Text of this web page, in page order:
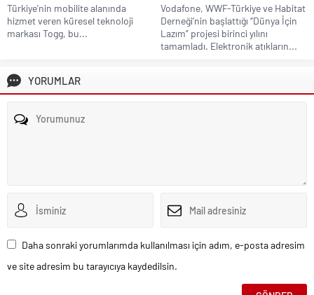
Türkiye’nin mobilite alanında
hizmet veren küresel teknoloji
markası Togg, bu...
Vodafone, WWF-Türkiye ve Habitat
Derneği’nin başlattığı “Dünya İçin
Lazım” projesi birinci yılını
tamamladı. Elektronik atıkların...
YORUMLAR
Daha sonraki yorumlarımda kullanılması için adım, e-posta adresim
ve site adresim bu tarayıcıya kaydedilsin.